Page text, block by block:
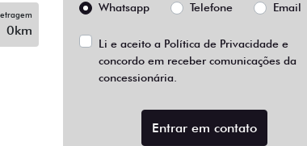
0km
Whatsapp
Telefone Email
Li e aceito a Política de Privacidade e
concordo em receber comunicações da
concessionária.
Entrar em contato